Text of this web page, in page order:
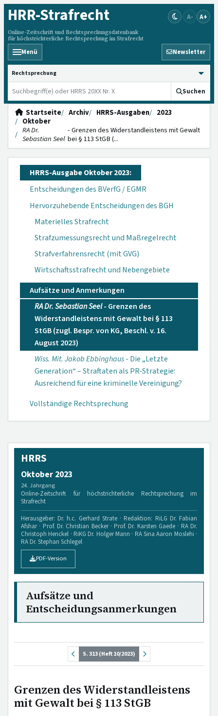
HRR-Strafrecht
Online-Zeitschrift und Rechtsprechungsdatenbank
für höchstrichterliche Rechtsprechung im Strafrecht
A- A+
Menü Newsletter
HRRS durchsuchen
Suchen
Startseite Archiv HRRS-Ausgaben
2023
Oktober
RA Dr.
Sebastian Seel
- Grenzen des Widerstandleistens mit Gewalt
bei § 113 StGB (...
HRRS-Ausgabe Oktober 2023:
Entscheidungen des BVerfG / EGMR
Hervorzuhebende Entscheidungen des BGH
Materielles Strafrecht
Strafzumessungsrecht und Maßregelrecht
Strafverfahrensrecht (mit GVG)
Wirtschaftsstrafrecht und Nebengebiete
Aufsätze und Anmerkungen
RA Dr. Sebastian Seel- Grenzen des
Widerstandleistens mit Gewalt bei § 113
StGB (zugl. Bespr. von KG, Beschl. v. 16.
August 2023)
Wiss. Mit. Jakob Ebbinghaus- Die „Letzte
Generation“ – Straftaten als PR-Strategie:
Ausreichend für eine kriminelle Vereinigung?
Vollständige Rechtsprechung
HRRS
Oktober 2023
24. Jahrgang
Online-Zeitschrift für höchstrichterliche Rechtsprechung im
Strafrecht
Herausgeber: Dr. h.c. Gerhard Strate · Redaktion: RiLG Dr. Fabian
Afshar · Prof. Dr. Christian Becker · Prof. Dr. Karsten Gaede · RA Dr.
Christoph Henckel · RiKG Dr. Holger Mann · RA Sina Aaron Moslehi ·
RA Dr. Stephan Schlegel
PDF-Version
Aufsätze und
Entscheidungsanmerkungen
S. 313 (Heft 10/2023)
Grenzen des Widerstandleistens
mit Gewalt bei § 113 StGB